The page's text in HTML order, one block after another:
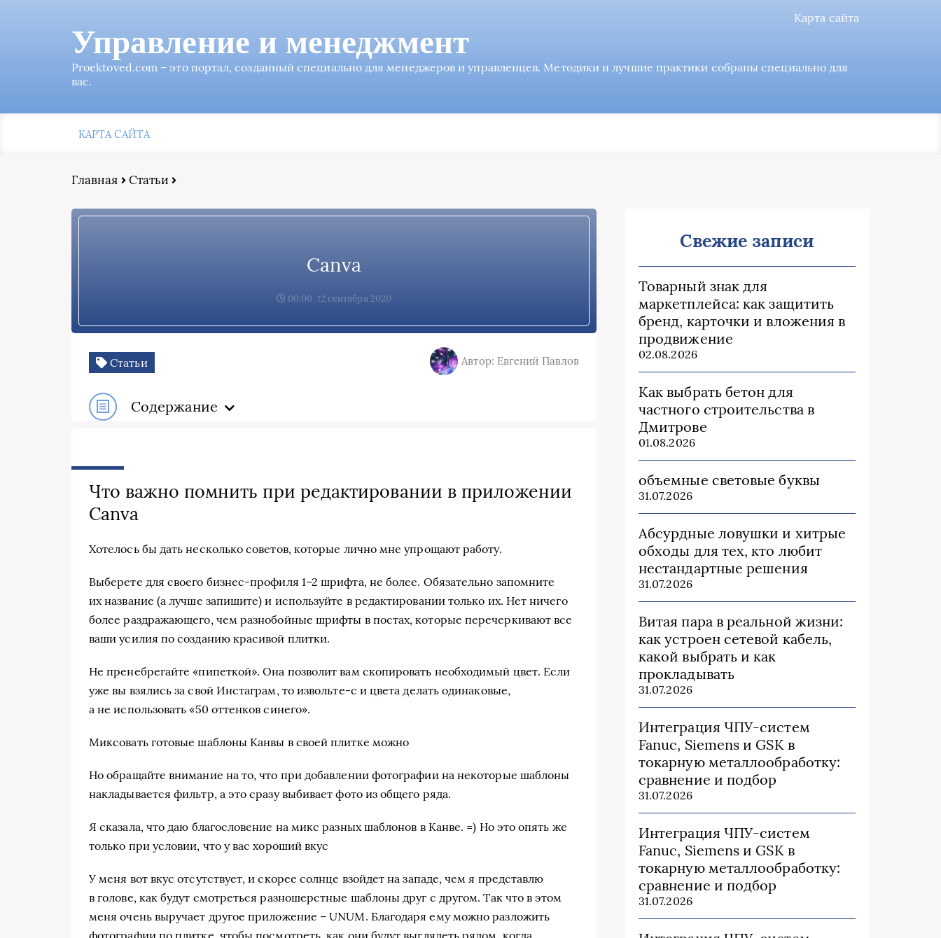
Карта сайта
Управление и менеджмент
Proektoved.com – это портал, созданный специально для менеджеров и управленцев. Методики и лучшие практики собраны специально для
вас.
КАРТА САЙТА
Главная Статьи
Canva
00:00, 12 сентября 2020
Статьи Автор: Евгений Павлов
Содержание
Что важно помнить при редактировании в приложении
Canva
Хотелось бы дать несколько советов, которые лично мне упрощают работу.
Выберете для своего бизнес-профиля 1–2 шрифта, не более. Обязательно запомните
их название (а лучше запишите) и используйте в редактировании только их. Нет ничего
более раздражающего, чем разнобойные шрифты в постах, которые перечеркивают все
ваши усилия по созданию красивой плитки.
Не пренебрегайте «пипеткой». Она позволит вам скопировать необходимый цвет. Если
уже вы взялись за свой Инстаграм, то извольте-с и цвета делать одинаковые,
а не использовать «50 оттенков синего».
Миксовать готовые шаблоны Канвы в своей плитке можно
Но обращайте внимание на то, что при добавлении фотографии на некоторые шаблоны
накладывается фильтр, а это сразу выбивает фото из общего ряда.
Я сказала, что даю благословение на микс разных шаблонов в Канве. =) Но это опять же
только при условии, что у вас хороший вкус
У меня вот вкус отсутствует, и скорее солнце взойдет на западе, чем я представлю
в голове, как будут смотреться разношерстные шаблоны друг с другом. Так что в этом
меня очень выручает другое приложение – UNUM. Благодаря ему можно разложить
фотографии по плитке, чтобы посмотреть, как они будут выглядеть рядом, когда
Свежие записи
Товарный знак для
маркетплейса: как защитить
бренд, карточки и вложения в
продвижение
02.08.2026
Как выбрать бетон для
частного строительства в
Дмитрове
01.08.2026
объемные световые буквы
31.07.2026
Абсурдные ловушки и хитрые
обходы для тех, кто любит
нестандартные решения
31.07.2026
Витая пара в реальной жизни:
как устроен сетевой кабель,
какой выбрать и как
прокладывать
31.07.2026
Интеграция ЧПУ-систем
Fanuc, Siemens и GSK в
токарную металлообработку:
сравнение и подбор
31.07.2026
Интеграция ЧПУ-систем
Fanuc, Siemens и GSK в
токарную металлообработку:
сравнение и подбор
31.07.2026